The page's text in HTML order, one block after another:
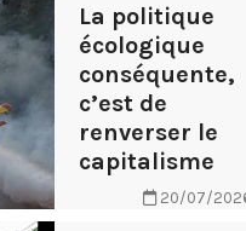
La politique
écologique
conséquente,
c’est de
renverser le
capitalisme
20/07/